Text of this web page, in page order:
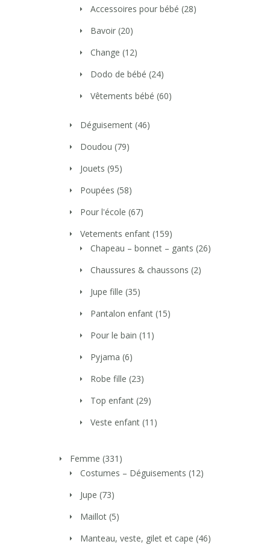
Accessoires pour bébé (28)
Bavoir (20)
Change (12)
Dodo de bébé (24)
Vêtements bébé (60)
Déguisement (46)
Doudou (79)
Jouets (95)
Poupées (58)
Pour l'école (67)
Vetements enfant (159)
Chapeau – bonnet – gants (26)
Chaussures & chaussons (2)
Jupe fille (35)
Pantalon enfant (15)
Pour le bain (11)
Pyjama (6)
Robe fille (23)
Top enfant (29)
Veste enfant (11)
Femme (331)
Costumes – Déguisements (12)
Jupe (73)
Maillot (5)
Manteau, veste, gilet et cape (46)